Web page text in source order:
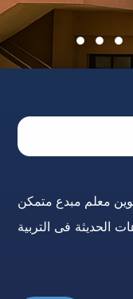
معلم مبدع متمكن
الحديثة فى التربية